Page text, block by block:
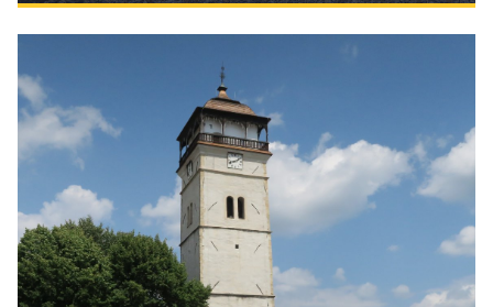
Gemerské spojky prešli údržbou –
Slavošovský tunel je opäť
bezpečnejší
Turistická a cykloturistická trasa „Gemerské
spojky“ sa dočkala obnovy. Vďaka spolupráci so
Slovenskými magnezitovými závodmi Jelšava sa
podarilo zlepšiť stav Slavošovského tunela a
jeho okolia, čo ocenia všetci turisti a cyklisti, ktorí